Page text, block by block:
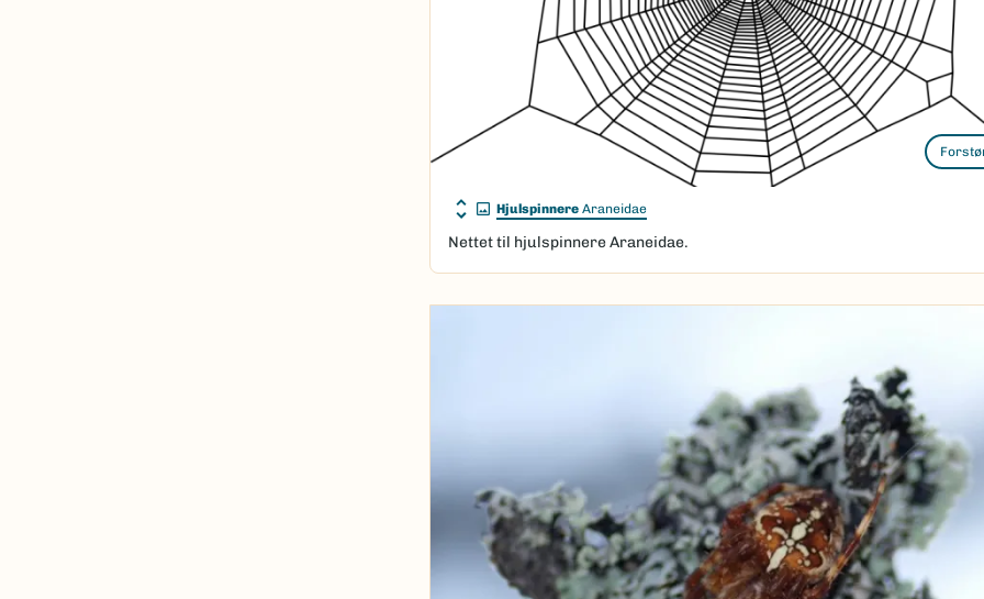
HjulspinnereAraneidae
Nettet til hjulspinnere Araneidae.